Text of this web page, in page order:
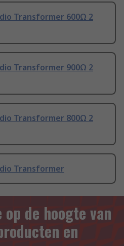
Transformer 600Ω 2
Transformer 900Ω 2
Transformer 800Ω 2
Transformer
de hoogte van
en